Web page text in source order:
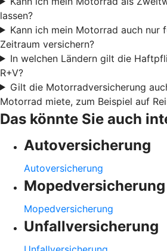
lassen?
Kann ich mein Motorrad auch nur
Zeitraum versichern?
In welchen Ländern gilt die
R+V?
Gilt die Motorradversicherung
Motorrad miete, zum Beispiel auf
Das könnte Sie auch
Autoversicherung
Autoversicherung
Mopedversicherung
Mopedversicherung
Unfallversicherung